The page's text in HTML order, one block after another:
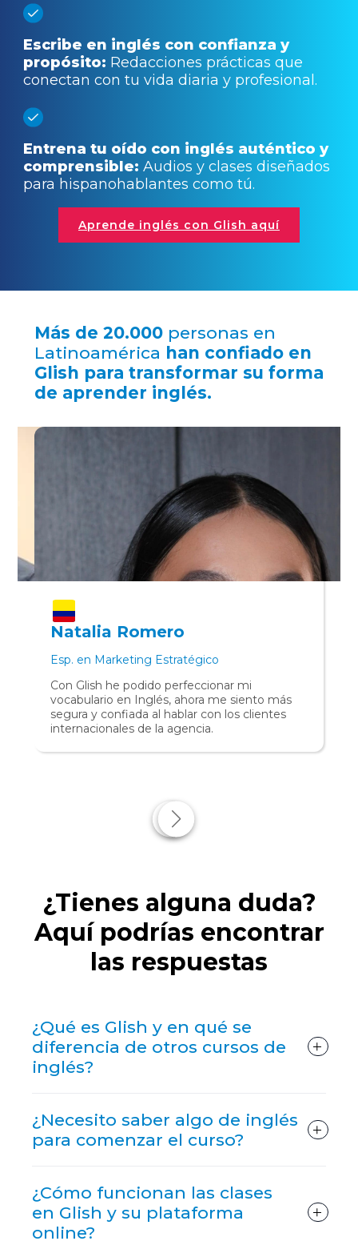
Escribe en inglés con confianza y
propósito: Redacciones prácticas que
conectan con tu vida diaria y profesional.
Entrena tu oído con inglés auténtico y
comprensible: Audios y clases diseñados
para hispanohablantes como tú.
Aprende inglés con Glish aquí
Más de 20.000personas en
Latinoamérica han confiado en
Glish para transformar su forma
de aprender inglés.
Natalia Romero
Esp. en Marketing Estratégico
Con Glish he podido perfeccionar mi
vocabulario en Inglés, ahora me siento más
segura y confiada al hablar con los clientes
internacionales de la agencia.
¿Tienes alguna duda?
Aquí podrías encontrar
las respuestas
¿Qué es Glish y en qué se
diferencia de otros cursos de
inglés?
¿Necesito saber algo de inglés
para comenzar el curso?
¿Cómo funcionan las clases
en Glish y su plataforma
online?